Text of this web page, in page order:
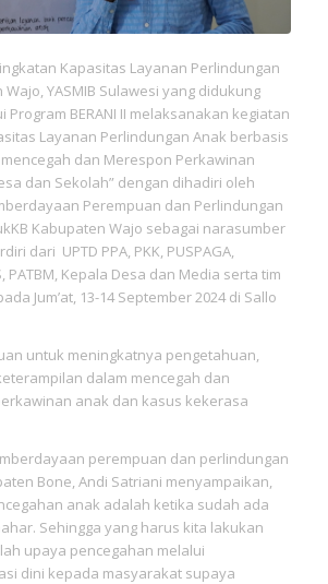
Kapasitas Layanan Perlindungan
YASMIB Sulawesi yang didukung
Program BERANI II melaksanakan kegiatan
Layanan Perlindungan Anak berbasis
dan Merespon Perkawinan
dan Sekolah” dengan dihadiri oleh
Perempuan dan Perlindungan
Kabupaten Wajo sebagai narasumber
dari UPTD PPA, PKK, PUSPAGA,
PATBM, Kepala Desa dan Media serta tim
Jum’at, 13-14 September 2024 di Sallo
untuk meningkatnya pengetahuan,
dalam mencegah dan
anak dan kasus kekerasa
perempuan dan perlindungan
Bone, Andi Satriani menyampaikan,
anak adalah ketika sudah ada
Sehingga yang harus kita lakukan
upaya pencegahan melalui
dini kepada masyarakat supaya